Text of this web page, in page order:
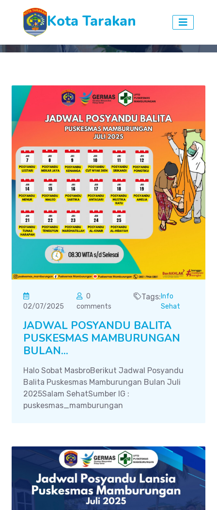
Kota Tarakan
02/07/2025
0
comments
Tags:Info
Sehat
JADWAL POSYANDU BALITA
PUSKESMAS MAMBURUNGAN
BULAN...
Halo Sobat MasbroBerikut Jadwal Posyandu
Balita Puskesmas Mamburungan Bulan Juli
2025Salam SehatSumber IG :
puskesmas_mamburungan